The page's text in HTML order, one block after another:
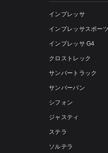
インプレッサ
インプレッサスポーツ
インプレッサ G4
クロストレック
サンバートラック
サンバーバン
シフォン
ジャスティ
ステラ
ソルテラ